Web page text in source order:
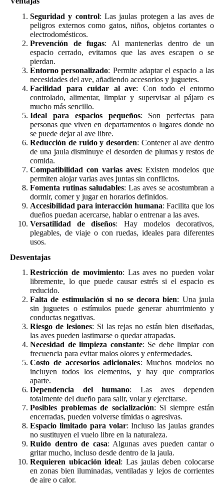
Seguridad y control: Las jaulas protegen a las aves de
peligros externos como gatos, niños, objetos cortantes o
electrodomésticos.
Prevención de fugas: Al mantenerlas dentro de un
espacio cerrado, evitamos que las aves escapen o se
pierdan.
Entorno personalizado: Permite adaptar el espacio a las
necesidades del ave, añadiendo accesorios y juguetes.
Facilidad para cuidar al ave: Con todo el entorno
controlado, alimentar, limpiar y supervisar al pájaro es
mucho más sencillo.
Ideal para espacios pequeños: Son perfectas para
personas que viven en departamentos o lugares donde no
se puede dejar al ave libre.
Reducción de ruido y desorden: Contener al ave dentro
de una jaula disminuye el desorden de plumas y restos de
comida.
Compatibilidad con varias aves: Existen modelos que
permiten alojar varias aves juntas sin conflictos.
Fomenta rutinas saludables: Las aves se acostumbran a
dormir, comer y jugar en horarios definidos.
Accesibilidad para interacción humana: Facilita que los
dueños puedan acercarse, hablar o entrenar a las aves.
Versatilidad de diseños: Hay modelos decorativos,
plegables, de viaje o con ruedas, ideales para diferentes
usos.
Desventajas
Restricción de movimiento: Las aves no pueden volar
libremente, lo que puede causar estrés si el espacio es
reducido.
Falta de estimulación si no se decora bien: Una jaula
sin juguetes o estímulos puede generar aburrimiento y
conductas negativas.
Riesgo de lesiones: Si las rejas no están bien diseñadas,
las aves pueden lastimarse o quedar atrapadas.
Necesidad de limpieza constante: Se debe limpiar con
frecuencia para evitar malos olores y enfermedades.
Costo de accesorios adicionales: Muchos modelos no
incluyen todos los elementos, y hay que comprarlos
aparte.
Dependencia del humano: Las aves dependen
totalmente del dueño para salir, volar y ejercitarse.
Posibles problemas de socialización: Si siempre están
encerradas, pueden volverse tímidas o agresivas.
Espacio limitado para volar: Incluso las jaulas grandes
no sustituyen el vuelo libre en la naturaleza.
Ruido dentro de casa: Algunas aves pueden cantar o
gritar mucho, incluso desde dentro de la jaula.
Requieren ubicación ideal: Las jaulas deben colocarse
en zonas bien iluminadas, ventiladas y lejos de corrientes
de aire o calor.